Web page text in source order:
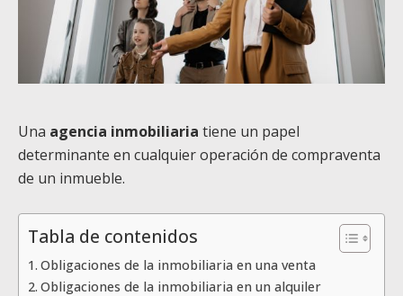
Una agencia inmobiliaria tiene un papel
determinante en cualquier operación de compraventa
de un inmueble.
Tabla de contenidos
Obligaciones de la inmobiliaria en una venta
Obligaciones de la inmobiliaria en un alquiler